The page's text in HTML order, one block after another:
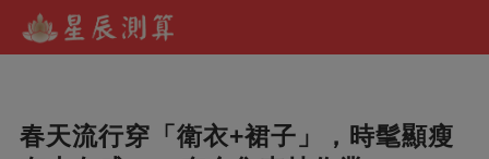
春天流行穿「衛衣+裙子」，時髦顯瘦